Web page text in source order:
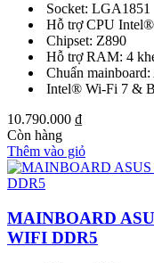
Socket: LGA1851
Hỗ trợ CPU
Chipset: Z890
Hỗ trợ RAM: 4
Chuẩn
Intel® Wi-Fi 7 &
10.790.000 ₫
Còn hàng
Thêm vào giỏ
MAINBOARD
WIFI DDR5